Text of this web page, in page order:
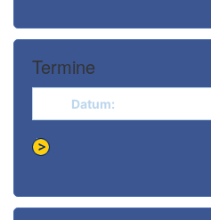
Termine
Datum: